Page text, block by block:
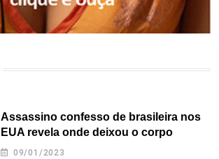
Assassino confesso de brasileira nos
EUA revela onde deixou o corpo
09/01/2023